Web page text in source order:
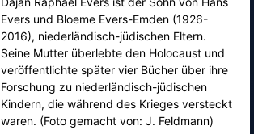
Evers und Bloeme Evers-Emden (1926-
2016), niederländisch-jüdischen Eltern.
Seine Mutter überlebte den Holocaust und
veröffentlichte später vier Bücher über ihre
Forschung zu niederländisch-jüdischen
Kindern, die während des Krieges versteckt
waren. (Foto gemacht von: J. Feldmann)